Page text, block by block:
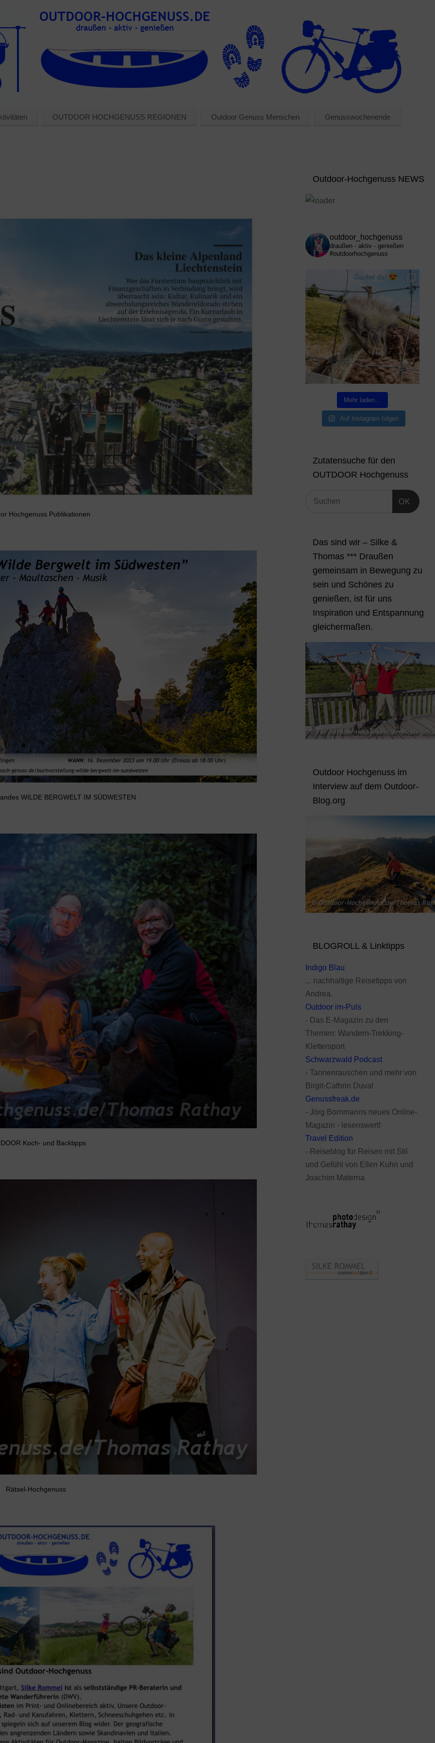
OUTDOOR HOCHGENUSS REGIONEN Outdoor Genuss Menschen Genusswochenende
Hochgenuss Publikationen
WILDE BERGWELT IM SÜDWESTEN
Koch- und Backtipps
Rätsel-Hochgenuss
Outdoor-Hochgenuss NEWS
outdoor_hochgenuss
draußen - aktiv - genießen
#outdoorhochgenuss
Mehr laden…
Auf Instagram folgen
Zutatensuche für den
OUTDOOR Hochgenuss
OK
Das sind wir – Silke &
Thomas *** Draußen
gemeinsam in Bewegung zu
sein und Schönes zu
genießen, ist für uns
Inspiration und Entspannung
gleichermaßen.
Outdoor Hochgenuss im
Interview auf dem Outdoor-
Blog.org
BLOGROLL & Linktipps
Indigo Blau
... nachhaltige Reisetipps von
Andrea.
Outdoor im-Puls
- Das E-Magazin zu den
Themen: Wandern-Trekking-
Klettersport
Schwarzwald Podcast
- Tannenrauschen und mehr von
Birgit-Cathrin Duval
Genussfreak.de
- Jörg Bornmanns neues Online-
Magazin - lesenswert!
Travel Edition
- Reiseblog für Reisen mit Stil
und Gefühl von Ellen Kuhn und
Joachim Materna